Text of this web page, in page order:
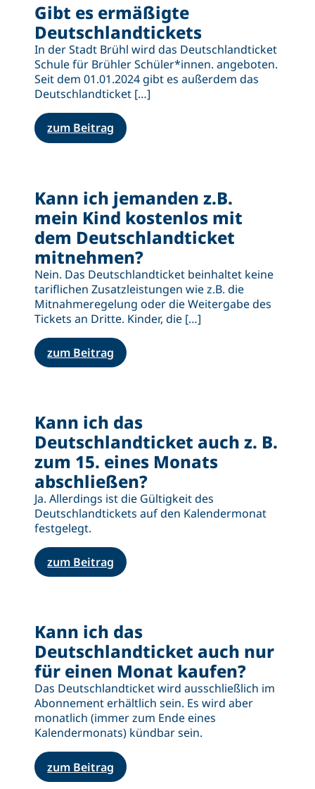
Gibt es ermäßigte
Deutschlandtickets
In der Stadt Brühl wird das Deutschlandticket
Schule für Brühler Schüler*innen. angeboten.
Seit dem 01.01.2024 gibt es außerdem das
Deutschlandticket […]
zum Beitrag
Kann ich jemanden z.B.
mein Kind kostenlos mit
dem Deutschlandticket
mitnehmen?
Nein. Das Deutschlandticket beinhaltet keine
tariflichen Zusatzleistungen wie z.B. die
Mitnahmeregelung oder die Weitergabe des
Tickets an Dritte. Kinder, die […]
zum Beitrag
Kann ich das
Deutschlandticket auch z. B.
zum 15. eines Monats
abschließen?
Ja. Allerdings ist die Gültigkeit des
Deutschlandtickets auf den Kalendermonat
festgelegt.
zum Beitrag
Kann ich das
Deutschlandticket auch nur
für einen Monat kaufen?
Das Deutschlandticket wird ausschließlich im
Abonnement erhältlich sein. Es wird aber
monatlich (immer zum Ende eines
Kalendermonats) kündbar sein.
zum Beitrag